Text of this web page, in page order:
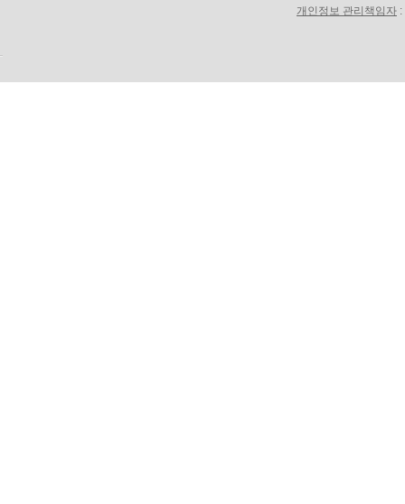
개인정보 관리책임자